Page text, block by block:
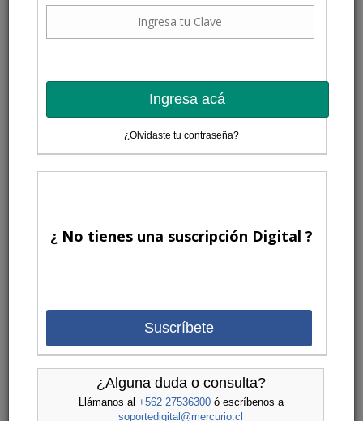
Ingresa acá
¿Olvidaste tu contraseña?
¿ No tienes una suscripción Digital ?
Suscríbete
¿Alguna duda o consulta?
Llámanos al +562 27536300ó escríbenos a
soportedigital@mercurio.cl